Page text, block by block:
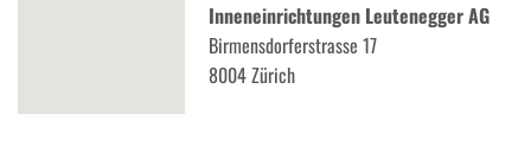
Inneneinrichtungen Leutenegger AG
Birmensdorferstrasse 17
8004 Zürich